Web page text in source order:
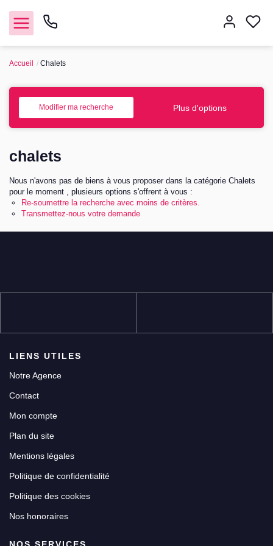
Vendre
Notre agence
Nos honoraires
Accueil Chalets
Modifier ma recherche Plus d'options
chalets
Nous n'avons pas de biens à vous proposer dans la catégorie Chalets
pour le moment , plusieurs options s'offrent à vous :
Re-soumettre la recherche avec moins de critères.
Transmettez-nous votre demande
LIENS UTILES
Notre Agence
Contact
Mon compte
Plan du site
Mentions légales
Politique de confidentialité
Politique des cookies
Nos honoraires